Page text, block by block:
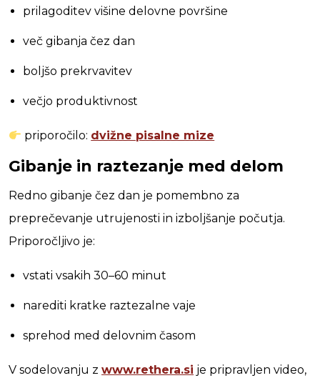
prilagoditev višine delovne površine
več gibanja čez dan
boljšo prekrvavitev
večjo produktivnost
priporočilo: dvižne pisalne mize
Gibanje in raztezanje med delom
Redno gibanje čez dan je pomembno za
preprečevanje utrujenosti in izboljšanje počutja.
Priporočljivo je:
vstati vsakih 30–60 minut
narediti kratke raztezalne vaje
sprehod med delovnim časom
V sodelovanju z www.rethera.si je pripravljen video,